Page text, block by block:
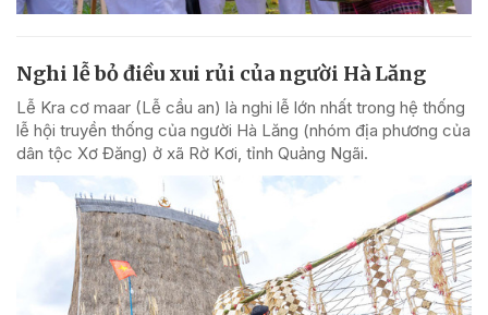
Nghi lễ bỏ điều xui rủi của người Hà Lăng
Lễ Kra cơ maar (Lễ cầu an) là nghi lễ lớn nhất trong hệ thống
lễ hội truyền thống của người Hà Lăng (nhóm địa phương của
dân tộc Xơ Đăng) ở xã Rờ Kơi, tỉnh Quảng Ngãi.